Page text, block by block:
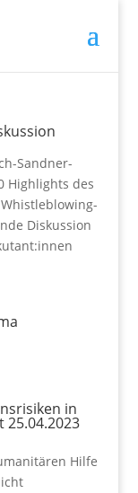
Sandner-
Highlights des
Diskussion
in
Hilfe